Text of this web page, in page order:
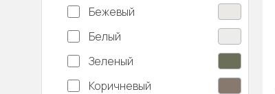
Бежевый
Белый
Зеленый
Коричневый